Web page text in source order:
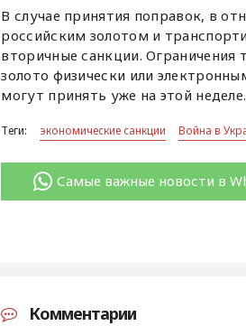
В случае принятия поправок, в
российским золотом и
вторичные санкции.
золото физически или
могут принять уже на этой неделе.
Теги: экономические санкции Война в
Самые важные новости в
Комментарии